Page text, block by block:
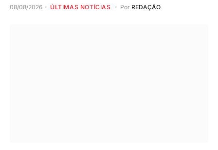
08/08/2026 ÚLTIMAS NOTÍCIAS Por REDAÇÃO